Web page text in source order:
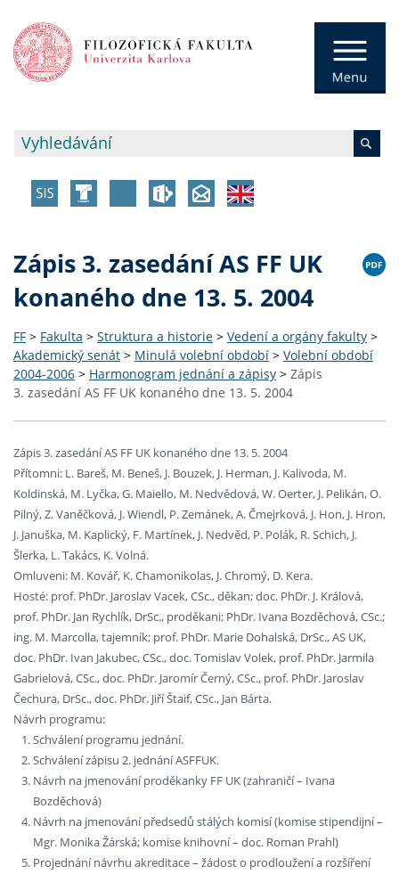
Zápis 3. zasedání AS FF UK
konaného dne 13. 5. 2004
FF > Fakulta > Struktura a historie > Vedení a orgány fakulty >
Akademický senát > Minulá volební období > Volební období
2004-2006 > Harmonogram jednání a zápisy > Zápis
3. zasedání AS FF UK konaného dne 13. 5. 2004
Zápis 3. zasedání AS FF UK konaného dne 13. 5. 2004
Přítomni: L. Bareš, M. Beneš, J. Bouzek, J. Herman, J. Kalivoda, M.
Koldinská, M. Lyčka, G. Maiello, M. Nedvědová, W. Oerter, J. Pelikán, O.
Pilný, Z. Vaněčková, J. Wiendl, P. Zemánek, A. Čmejrková, J. Hon, J. Hron,
J. Januška, M. Kaplický, F. Martínek, J. Nedvěd, P. Polák, R. Schich, J.
Šlerka, L. Takács, K. Volná.
Omluveni: M. Kovář, K. Chamonikolas, J. Chromý, D. Kera.
Hosté: prof. PhDr. Jaroslav Vacek, CSc., děkan; doc. PhDr. J. Králová,
prof. PhDr. Jan Rychlík, DrSc., proděkani; PhDr. Ivana Bozděchová, CSc.;
ing. M. Marcolla, tajemník; prof. PhDr. Marie Dohalská, DrSc., AS UK,
doc. PhDr. Ivan Jakubec, CSc., doc. Tomislav Volek, prof. PhDr. Jarmila
Gabrielová, CSc., doc. PhDr. Jaromír Černý, CSc., prof. PhDr. Jaroslav
Čechura, DrSc., doc. PhDr. Jiří Štaif, CSc., Jan Bárta.
Návrh programu:
Schválení programu jednání.
Schválení zápisu 2. jednání ASFFUK.
Návrh na jmenování proděkanky FF UK (zahraničí – Ivana
Bozděchová)
Návrh na jmenování předsedů stálých komisí (komise stipendijní –
Mgr. Monika Žárská; komise knihovní – doc. Roman Prahl)
Projednání návrhu akreditace – žádost o prodloužení a rozšíření